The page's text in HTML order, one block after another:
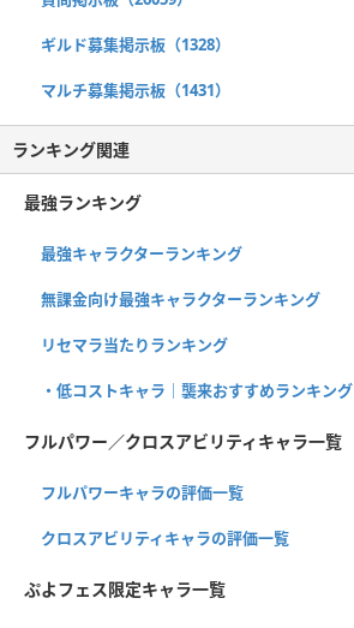
ギルド募集掲示板（1328）
マルチ募集掲示板（1431）
ランキング関連
最強ランキング
最強キャラクターランキング
無課金向け最強キャラクターランキング
リセマラ当たりランキング
・低コストキャラ｜襲来おすすめランキング
フルパワー／クロスアビリティキャラ一覧
フルパワーキャラの評価一覧
クロスアビリティキャラの評価一覧
ぷよフェス限定キャラ一覧